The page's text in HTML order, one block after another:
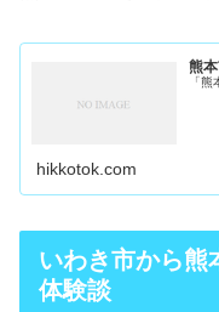
熊
「
hikkotok.com
いわき市から熊
体験談